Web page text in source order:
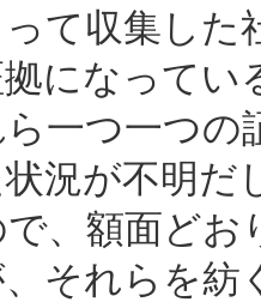
て収集した
になってい
一つ一つの
況が不明だ
、額面どお
それらを紡